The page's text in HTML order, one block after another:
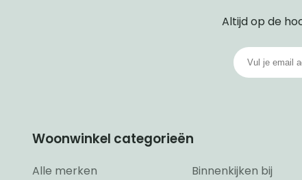
Altijd op de
Woonwinkel categorieën
Alle merken Binnenkijken bij